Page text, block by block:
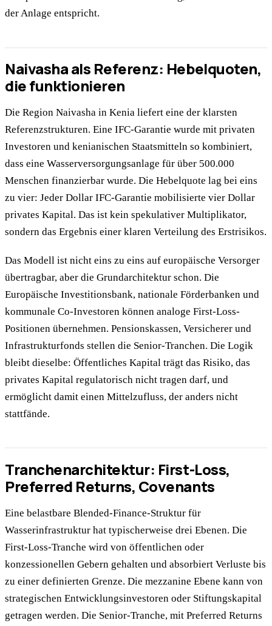
der Anlage entspricht.
Naivasha als Referenz: Hebelquoten,
die funktionieren
Die Region Naivasha in Kenia liefert eine der klarsten
Referenzstrukturen. Eine IFC-Garantie wurde mit privaten
Investoren und kenianischen Staatsmitteln so kombiniert,
dass eine Wasserversorgungsanlage für über 500.000
Menschen finanzierbar wurde. Die Hebelquote lag bei eins
zu vier: Jeder Dollar IFC-Garantie mobilisierte vier Dollar
privates Kapital. Das ist kein spekulativer Multiplikator,
sondern das Ergebnis einer klaren Verteilung des Erstrisikos.
Das Modell ist nicht eins zu eins auf europäische Versorger
übertragbar, aber die Grundarchitektur schon. Die
Europäische Investitionsbank, nationale Förderbanken und
kommunale Co-Investoren können analoge First-Loss-
Positionen übernehmen. Pensionskassen, Versicherer und
Infrastrukturfonds stellen die Senior-Tranchen. Die Logik
bleibt dieselbe: Öffentliches Kapital trägt das Risiko, das
privates Kapital regulatorisch nicht tragen darf, und
ermöglicht damit einen Mittelzufluss, der anders nicht
stattfände.
Tranchenarchitektur: First-Loss,
Preferred Returns, Covenants
Eine belastbare Blended-Finance-Struktur für
Wasserinfrastruktur hat typischerweise drei Ebenen. Die
First-Loss-Tranche wird von öffentlichen oder
konzessionellen Gebern gehalten und absorbiert Verluste bis
zu einer definierten Grenze. Die mezzanine Ebene kann von
strategischen Entwicklungsinvestoren oder Stiftungskapital
getragen werden. Die Senior-Tranche, mit Preferred Returns